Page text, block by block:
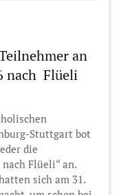
an
nach Flüeli
Stuttgart bot
die
Flüeli“ an.
sich am 31.